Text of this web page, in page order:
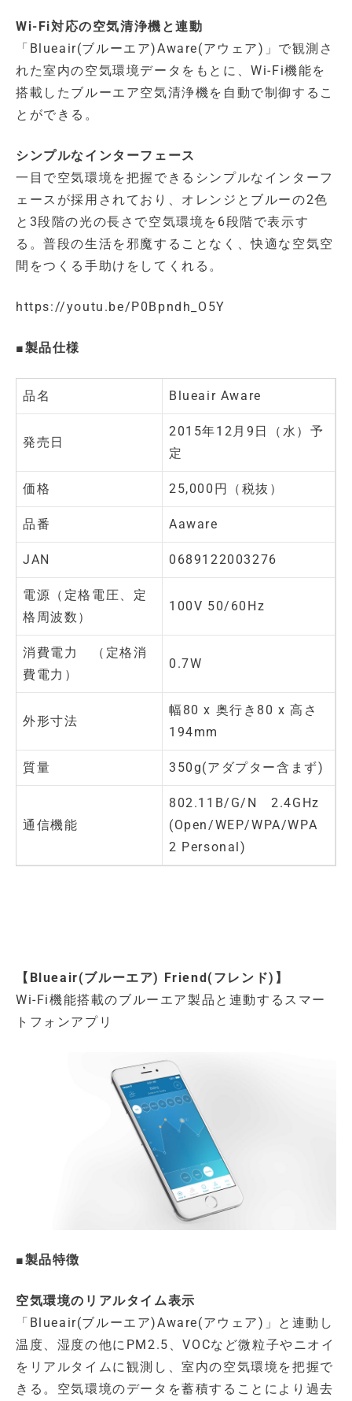
Wi-Fi対応の空気清浄機と連動
「Blueair(ブルーエア)Aware(アウェア)」で観測さ
れた室内の空気環境データをもとに、Wi-Fi機能を
搭載したブルーエア空気清浄機を自動で制御するこ
とができる。
シンプルなインターフェース
一目で空気環境を把握できるシンプルなインターフ
ェースが採用されており、オレンジとブルーの2色
と3段階の光の長さで空気環境を6段階で表示す
る。普段の生活を邪魔することなく、快適な空気空
間をつくる手助けをしてくれる。
https://youtu.be/P0Bpndh_O5Y
■製品仕様
品名 Blueair Aware
発売日
2015年12月9日（水）予
定
価格 25,000円（税抜）
品番 Aaware
JAN 0689122003276
電源（定格電圧、定
格周波数）
100V 50/60Hz
消費電力 （定格消
費電力）
0.7W
外形寸法
幅80 x 奥行き80 x 高さ
194mm
質量 350g(アダプター含まず)
通信機能
802.11B/G/N 2.4GHz
(Open/WEP/WPA/WPA
2 Personal)
【Blueair(ブルーエア) Friend(フレンド)】
Wi-Fi機能搭載のブルーエア製品と連動するスマー
トフォンアプリ
■製品特徴
空気環境のリアルタイム表示
「Blueair(ブルーエア)Aware(アウェア)」と連動し
温度、湿度の他にPM2.5、VOCなど微粒子やニオイ
をリアルタイムに観測し、室内の空気環境を把握で
きる。空気環境のデータを蓄積することにより過去